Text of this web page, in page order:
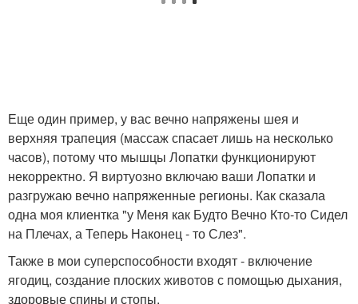
Еще один пример, у вас вечно напряжены шея и
верхняя трапеция (массаж спасает лишь на несколько
часов), потому что мышцы Лопатки функционируют
некорректно. Я виртуозно включаю ваши Лопатки и
разгружаю вечно напряженные регионы. Как сказала
одна моя клиентка "у Меня как Будто Вечно Кто-то Сидел
на Плечах, а Теперь Наконец - то Слез".
Также в мои суперспособности входят - включение
ягодиц, создание плоских животов с помощью дыхания,
здоровые спины и стопы.